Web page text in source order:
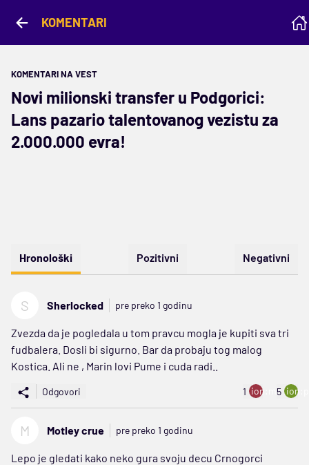
KOMENTARI
KOMENTARI NA VEST
Novi milionski transfer u Podgorici:
Lans pazario talentovanog vezistu za
2.000.000 evra!
Hronološki Pozitivni Negativni
S Sherlocked pre preko 1 godinu
Zvezda da je pogledala u tom pravcu mogla je kupiti sva tri
fudbalera. Dosli bi sigurno. Bar da probaju tog malog
Kostica. Ali ne , Marin lovi Pume i cuda radi..
Odgovori 1 ion:minus
5
M Motley crue pre preko 1 godinu
Lepo je gledati kako neko gura svoju decu Crnogorci